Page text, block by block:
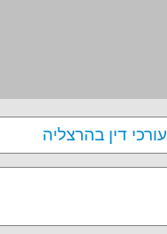
עורכי דין בהרצליה